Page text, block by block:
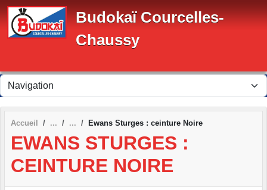
Budokaï Courcelles-
Chaussy
Accueil Ewans Sturges : ceinture Noire
EWANS STURGES :
CEINTURE NOIRE
Panneau de gestion des cookies